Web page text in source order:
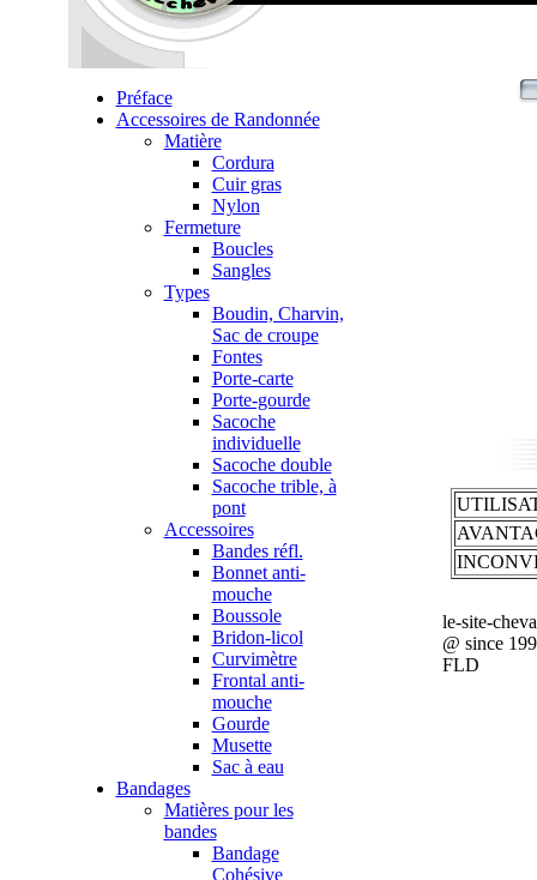
Préface
Accessoires de Randonnée
Matière
Cordura
Cuir gras
Nylon
Fermeture
Boucles
Sangles
Types
Boudin, Charvin,
Sac de croupe
Fontes
Porte-carte
Porte-gourde
Sacoche
individuelle
Sacoche double
Sacoche trible, à
pont
Accessoires
Bandes réfl.
Bonnet anti-
mouche
Boussole
Bridon-licol
Curvimètre
Frontal anti-
mouche
Gourde
Musette
Sac à eau
Bandages
Matières pour les
bandes
Bandage
Cohésive
le-site-
@ since
FLD